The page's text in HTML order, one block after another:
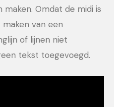
maken. Omdat de midi is
van een
of lijnen niet
tekst toegevoegd.